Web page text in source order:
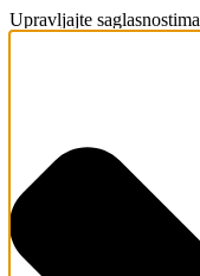
Upravljajte saglasnostima